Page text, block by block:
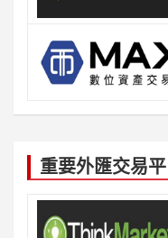
重要外匯交易